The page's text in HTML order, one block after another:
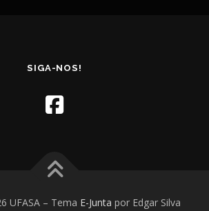
SIGA-NOS!
UFASA – Tema E-Junta por Edgar Silva